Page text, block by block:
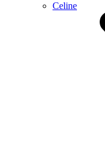
Celine